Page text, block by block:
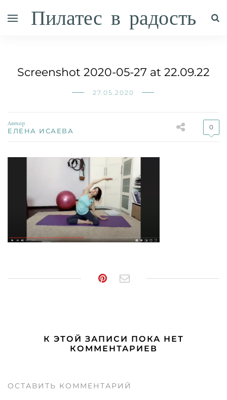
Пилатес в радость
Screenshot 2020-05-27 at 22.09.22
27.05.2020
Автор
ЕЛЕНА ИСАЕВА 0
К ЭТОЙ ЗАПИСИ ПОКА НЕТ
КОММЕНТАРИЕВ
ОСТАВИТЬ КОММЕНТАРИЙ